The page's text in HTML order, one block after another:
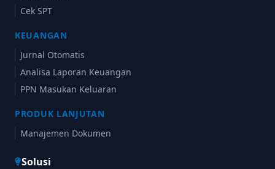
Cek SPT
KEUANGAN
Jurnal Otomatis
Analisa Laporan Keuangan
PPN Masukan Keluaran
PRODUK LANJUTAN
Manajemen Dokumen
Solusi